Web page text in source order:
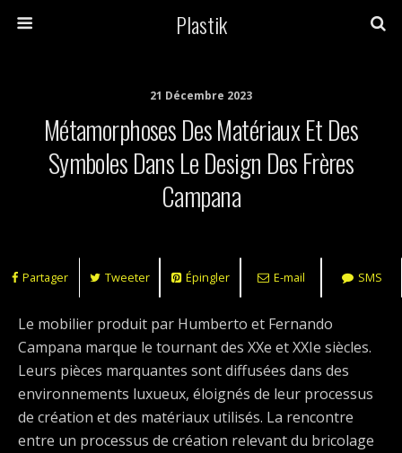
Plastik
21 Décembre 2023
Métamorphoses Des Matériaux Et Des
Symboles Dans Le Design Des Frères
Campana
Partager Tweeter Épingler E-mail SMS
Le mobilier produit par Humberto et Fernando
Campana marque le tournant des XXe et XXIe siècles.
Leurs pièces marquantes sont diffusées dans des
environnements luxueux, éloignés de leur processus
de création et des matériaux utilisés. La rencontre
entre un processus de création relevant du bricolage